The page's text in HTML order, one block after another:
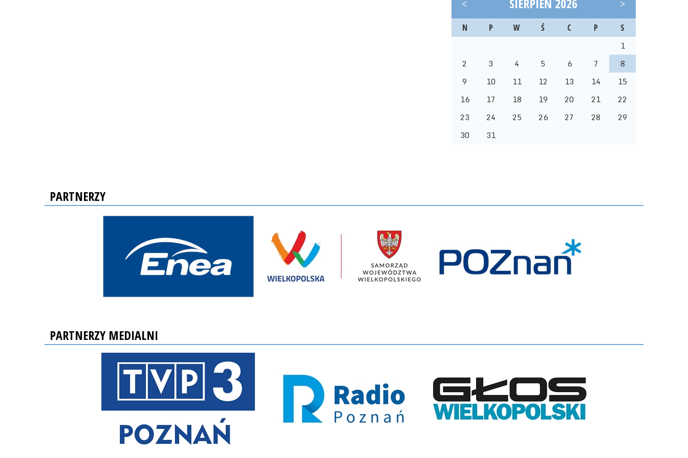
N P W Ś C P S
1
2
3 4 5 6 7
8
9
10 11 12 13 14
15
16
17 18 19 20 21
22
23
24 25 26 27 28
29
30
31
PARTNERZY
PARTNERZY MEDIALNI